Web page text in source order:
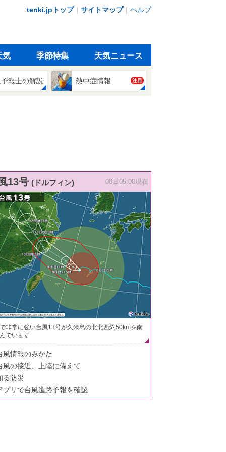
tenki.jpトップ｜ サイトマップ｜ ヘルプ
気 季節特集 天気ニュース
報士の解説 熱中症情報 注目
13号 (ドルフィン) 08日05:00現在
非常に強い台風13号が久米島の北北西約50kmを南
でいます
風情報のみかた
風の接近、上陸に備えて
る防災
プリで台風進路予報を確認